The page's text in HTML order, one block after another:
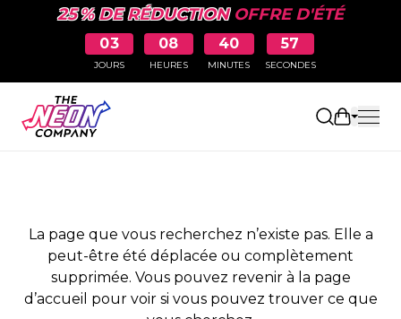
25 % DE RÉDUCTIONOFFRE D'ÉTÉ
03
JOURS
08
HEURES
40
MINUTES
57
SECONDES
Ouvrir le
PAGE NON TROUVÉE
La page que vous recherchez n’existe pas. Elle a
peut-être été déplacée ou complètement
supprimée. Vous pouvez revenir à la page
d’accueil pour voir si vous pouvez trouver ce que